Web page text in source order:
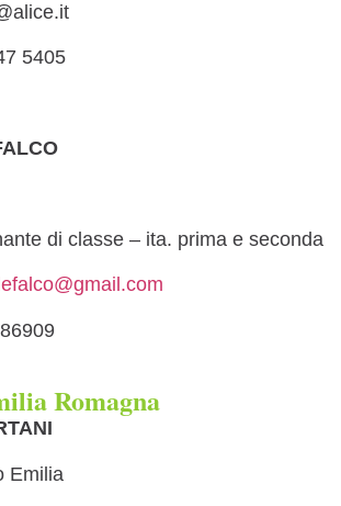
5405
di classe – ita. prima e seconda
Romagna
Emilia